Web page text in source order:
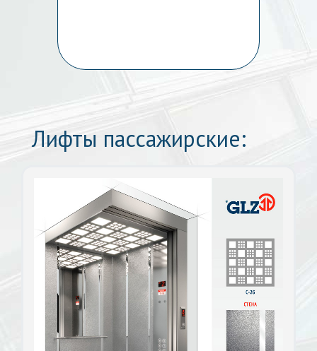
Лифты пассажирские: